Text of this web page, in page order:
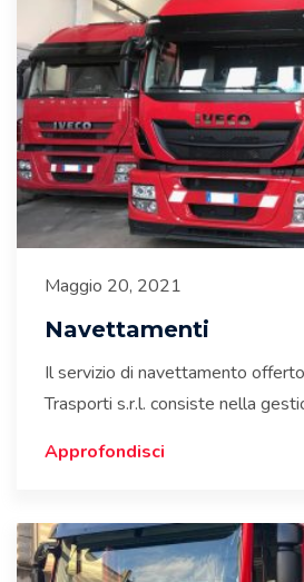
Maggio 20, 2021
Navettamenti
Il servizio di navettamento
Trasporti s.r.l. consiste nella
Approfondisci